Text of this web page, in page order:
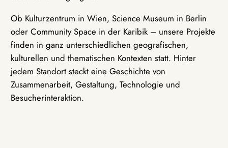
Ob Kulturzentrum in Wien, Science Museum in Berlin
oder Community Space in der Karibik – unsere Projekte
finden in ganz unterschiedlichen geografischen,
kulturellen und thematischen Kontexten statt. Hinter
jedem Standort steckt eine Geschichte von
Zusammenarbeit, Gestaltung, Technologie und
Besucherinteraktion.